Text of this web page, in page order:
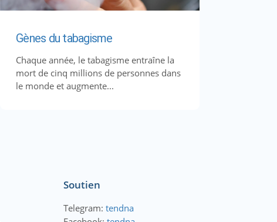
Gènes du tabagisme
Chaque année, le tabagisme entraîne la
mort de cinq millions de personnes dans
le monde et augmente...
Soutien
Telegram: tendna